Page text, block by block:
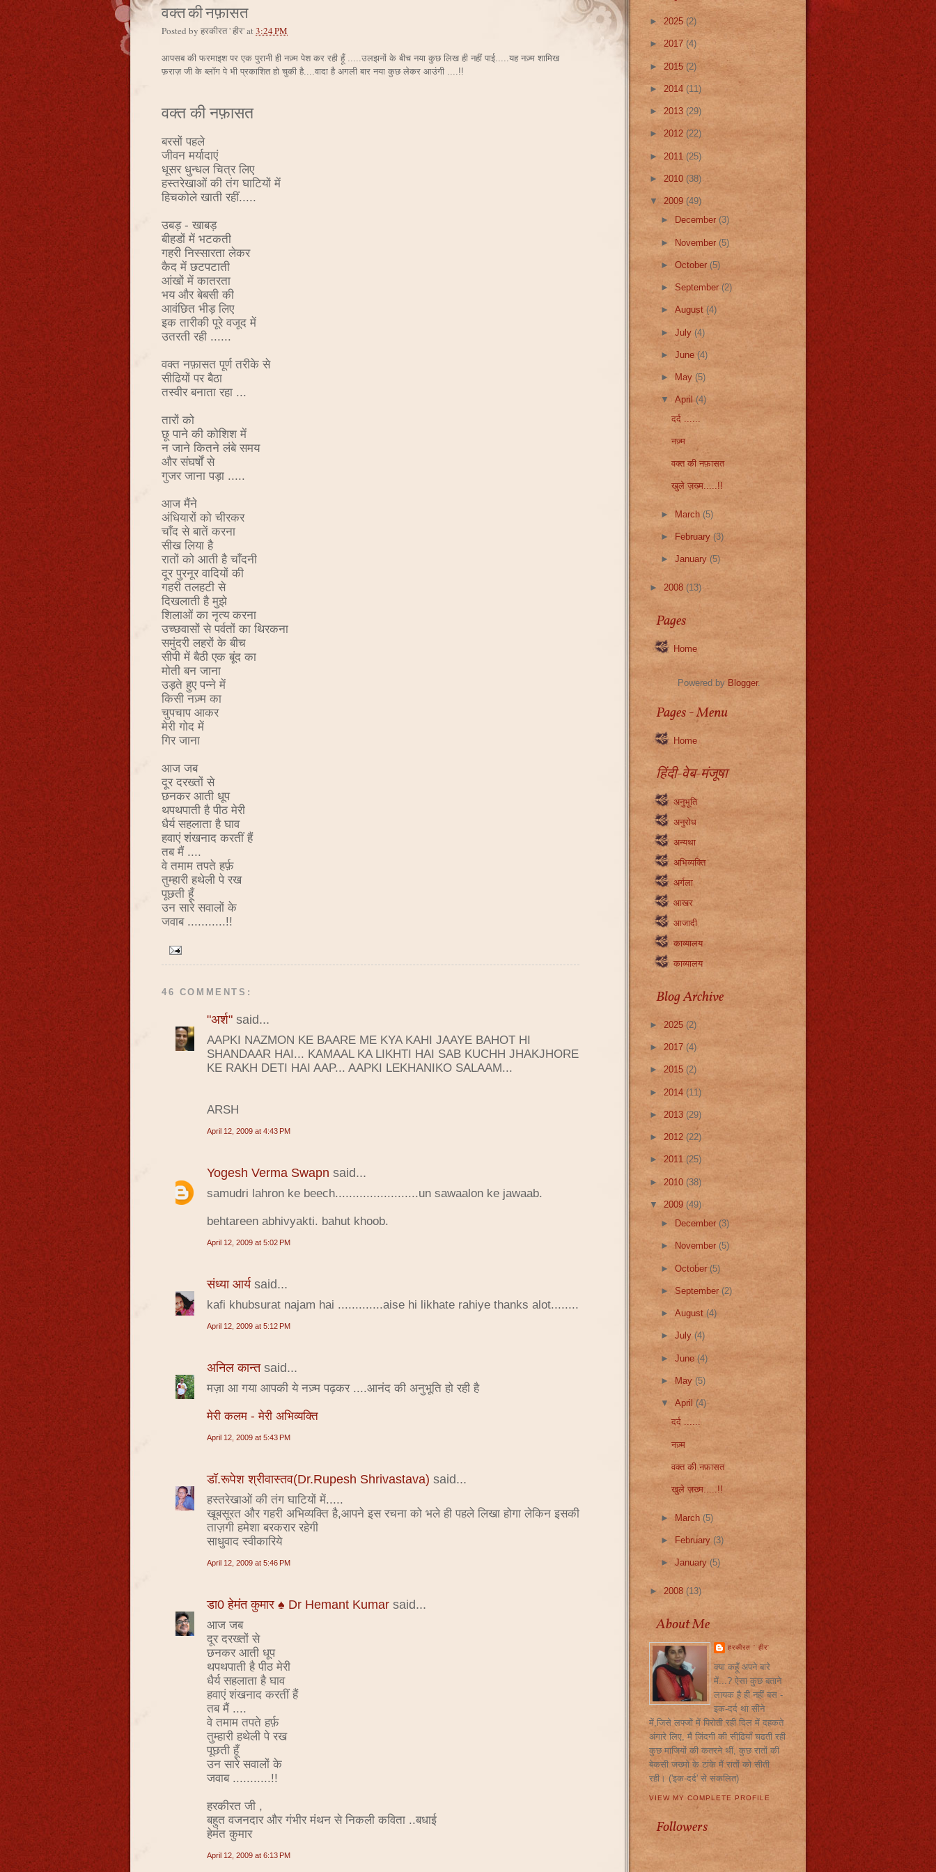
वक्त की नफ़ासत
Posted by हरकीरत ' हीर'at3:24 PM
आपसब की फरमाइश पर एक पुरानी ही नज़्म पेश कर रही हूँ .....उलझनों के बीच नया कुछ लिख ही नहीं पाई.....यह नज़्म शामिख
फ़राज़ जी के ब्लॉग पे भी प्रकाशित हो चुकी है....वादा है अगली बार नया कुछ लेकर आउंगी ....!!
वक्त की नफ़ासत
बरसों पहले
जीवन मर्यादाएं
धूसर धुन्धल चित्र लिए
हस्तरेखाओं की तंग घाटियों में
हिचकोले खाती रहीं.....
उबड़ - खाबड़
बीहडों में भटकती
गहरी निस्सारता लेकर
कैद में छटपटाती
आंखों में कातरता
भय और बेबसी की
आवंछित भीड़ लिए
इक तारीकी पूरे वजूद में
उतरती रही ......
वक्त नफ़ासत पूर्ण तरीके से
सीढियों पर बैठा
तस्वीर बनाता रहा ...
तारों को
छू पाने की कोशिश में
न जाने कितने लंबे समय
और संघर्षों से
गुजर जाना पड़ा .....
आज मैंने
अंधियारों को चीरकर
चाँद से बातें करना
सीख लिया है
रातों को आती है चाँदनी
दूर पुरनूर वादियों की
गहरी तलहटी से
दिखलाती है मुझे
शिलाओं का नृत्य करना
उच्छवासों से पर्वतों का थिरकना
समुंदरी लहरों के बीच
सीपी में बैठी एक बूंद का
मोती बन जाना
उड़ते हुए पन्ने में
किसी नज़्म का
चुपचाप आकर
मेरी गोद में
गिर जाना
आज जब
दूर दरख्तों से
छनकर आती धूप
थपथपाती है पीठ मेरी
धैर्य सहलाता है घाव
हवाएं शंखनाद करतीं हैं
तब मैं ....
वे तमाम तपते हर्फ़
तुम्हारी हथेली पे रख
पूछती हूँ
उन सारे सवालों के
जवाब ...........!!
46 COMMENTS:
"अर्श" said...
AAPKI NAZMON KE BAARE ME KYA KAHI JAAYE BAHOT HI
SHANDAAR HAI... KAMAAL KA LIKHTI HAI SAB KUCHH JHAKJHORE
KE RAKH DETI HAI AAP... AAPKI LEKHANIKO SALAAM...
ARSH
April 12, 2009 at 4:43 PM
Yogesh Verma Swapn said...
samudri lahron ke beech........................un sawaalon ke jawaab.
behtareen abhivyakti. bahut khoob.
April 12, 2009 at 5:02 PM
संध्या आर्यsaid...
kafi khubsurat najam hai .............aise hi likhate rahiye thanks alot........
April 12, 2009 at 5:12 PM
अनिल कान्तsaid...
मज़ा आ गया आपकी ये नज़्म पढ़कर ....आनंद की अनुभूति हो रही है
मेरी कलम - मेरी अभिव्यक्ति
April 12, 2009 at 5:43 PM
डॉ.रूपेश श्रीवास्तव(Dr.Rupesh Shrivastava) said...
हस्तरेखाओं की तंग घाटियों में.....
खूबसूरत और गहरी अभिव्यक्ति है,आपने इस रचना को भले ही पहले लिखा होगा लेकिन इसकी
ताज़गी हमेशा बरकरार रहेगी
साधुवाद स्वीकारिये
April 12, 2009 at 5:46 PM
डा0 हेमंत कुमार ♠ Dr Hemant Kumar said...
आज जब
दूर दरख्तों से
छनकर आती धूप
थपथपाती है पीठ मेरी
धैर्य सहलाता है घाव
हवाएं शंखनाद करतीं हैं
तब मैं ....
वे तमाम तपते हर्फ़
तुम्हारी हथेली पे रख
पूछती हूँ
उन सारे सवालों के
जवाब ...........!!
हरकीरत जी ,
बहुत वजनदार और गंभीर मंथन से निकली कविता ..बधाई
हेमंत कुमार
April 12, 2009 at 6:13 PM
► 2025 (2)
► 2017 (4)
► 2015 (2)
► 2014 (11)
► 2013 (29)
► 2012 (22)
► 2011 (25)
► 2010 (38)
▼ 2009 (49)
►
December (3)
► November (5)
► October (5)
► September (2)
► August (4)
► July (4)
► June (4)
► May (5)
▼ April (4)
दर्द ......
नज़्म
वक्त की नफ़ासत
खुले ज़ख्म.....!!
► March (5)
► February (3)
► January (5)
► 2008 (13)
Pages
Home
Powered by Blogger.
Pages - Menu
Home
हिंदी-वेब-मंजूषा
अनुभूति
अनुरोध
अन्यथा
अभिव्यक्ति
अर्गला
आखर
आजादी
काव्यालय
काव्यालय
Blog Archive
► 2025 (2)
► 2017 (4)
► 2015 (2)
► 2014 (11)
► 2013 (29)
► 2012 (22)
► 2011 (25)
► 2010 (38)
▼ 2009 (49)
►
December (3)
► November (5)
► October (5)
► September (2)
► August (4)
► July (4)
► June (4)
► May (5)
▼ April (4)
दर्द ......
नज़्म
वक्त की नफ़ासत
खुले ज़ख्म.....!!
► March (5)
► February (3)
► January (5)
► 2008 (13)
About Me
हरकीरत ' हीर'
क्या कहूँ अपने बारे
में...? ऐसा कुछ बताने
लायक है ही नहीं बस -
इक-दर्द था सीने
में,जिसे लफ्जों में पिरोती रही दिल में दहकते
अंगारे लिए, मैं जिंदगी की सीढि़याँ चढती रही
कुछ माजियों की कतरने थीं, कुछ रातों की
बेकसी जख्मो के टांके मैं रातों को सीती
रही। ('इक-दर्द' से संकलित)
VIEW MY COMPLETE PROFILE
Followers